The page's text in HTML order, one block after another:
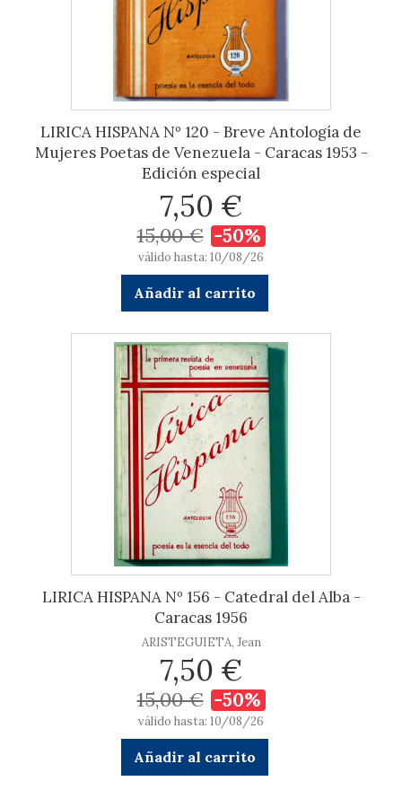
LIRICA HISPANA Nº 120 - Breve Antología de
Mujeres Poetas de Venezuela - Caracas 1953 -
Edición especial
7,50 €
15,00 € -50%
válido hasta: 10/08/26
Añadir al carrito
LIRICA HISPANA Nº 156 - Catedral del Alba -
Caracas 1956
ARISTEGUIETA, Jean
7,50 €
15,00 € -50%
válido hasta: 10/08/26
Añadir al carrito